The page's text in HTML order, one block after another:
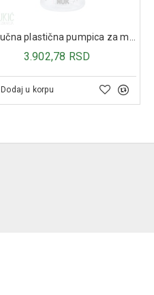
3.902,78 RSD
Dodaj u korpu